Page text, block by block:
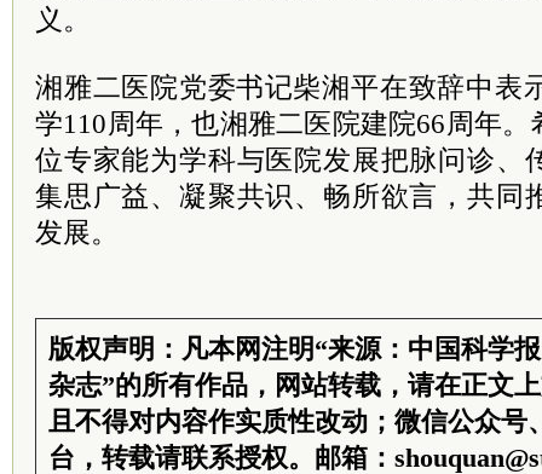
义。
湘雅二医院党委书记柴湘平在致辞中表
学110周年，也湘雅二医院建院66周年
位专家能为学科与医院发展把脉问诊、
集思广益、凝聚共识、畅所欲言，共同
发展。
版权声明：凡本网注明“来源：中国科学
杂志”的所有作品，网站转载，请在正文
且不得对内容作实质性改动；微信公众号
台，转载请联系授权。邮箱：